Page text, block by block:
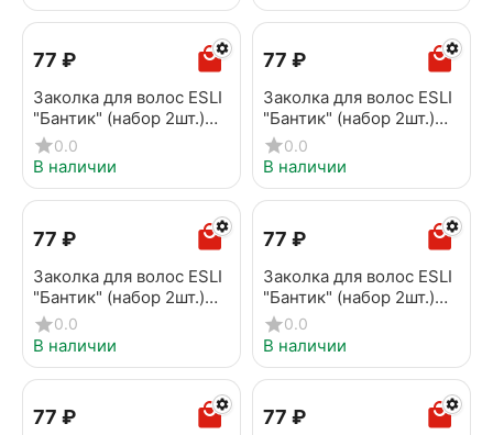
‍77‍ ₽
Заколка для волос ESLI
"Бантик" (набор 2шт.)
EH048
0.0
В наличии
‍77‍ ₽
Заколка для волос ESLI
"Бантик" (набор 2шт.)
EH049
0.0
В наличии
‍77‍ ₽
Заколка для волос ESLI
"Бантик" (набор 2шт.)
EH067
0.0
В наличии
‍77‍ ₽
Заколка для волос ESLI
"Бантик" (набор 2шт.)
EH068
0.0
В наличии
‍77‍ ₽ ‍77‍ ₽